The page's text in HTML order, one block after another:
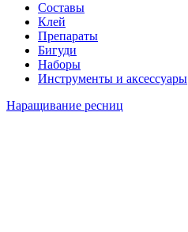
Составы
Клей
Препараты
Бигуди
Наборы
Инструменты и аксессуары
Наращивание ресниц